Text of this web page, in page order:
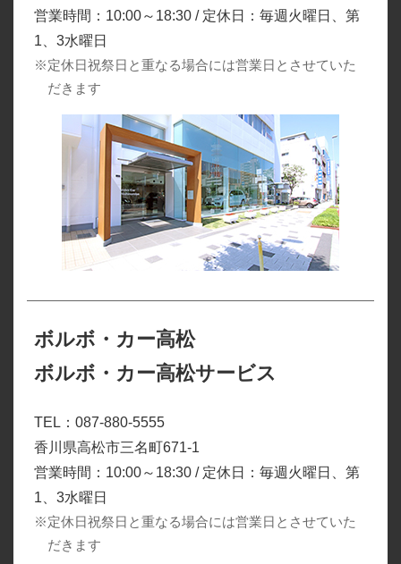
営業時間：10:00～18:30 / 定休日：毎週火曜日、第
1、3水曜日
※定休日祝祭日と重なる場合には営業日とさせていた
だきます
ボルボ・カー高松
ボルボ・カー高松サービス
TEL：087-880-5555
香川県高松市三名町671-1
営業時間：10:00～18:30 / 定休日：毎週火曜日、第
1、3水曜日
※定休日祝祭日と重なる場合には営業日とさせていた
だきます